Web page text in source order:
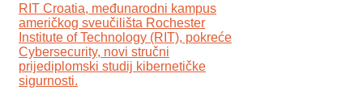
RIT Croatia, međunarodni kampus
američkog sveučilišta Rochester
Institute of Technology (RIT), pokreće
Cybersecurity, novi stručni
prijediplomski studij kibernetičke
sigurnosti.